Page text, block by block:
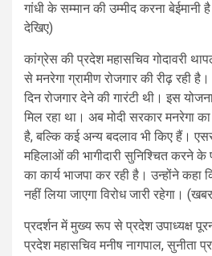
गांधी के सम्मान की उम्मीद करना
देखिए)
कांग्रेस की प्रदेश महासचिव गोदावरी
से मनरेगा ग्रामीण रोजगार की रीढ़ रही
दिन रोजगार देने की गारंटी थी। इस
मिल रहा था। अब मोदी सरकार मनरेगा
है, बल्कि कई अन्य बदलाव भी किए हैं।
महिलाओं की भागीदारी सुनिश्चित करने
का कार्य भाजपा कर रही है। उन्होंने
नहीं लिया जाएगा विरोध जारी रहेगा।
प्रदर्शन में मुख्य रूप से प्रदेश उपाध्यक्ष
प्रदेश महासचिव मनीष नागपाल, सुनीता